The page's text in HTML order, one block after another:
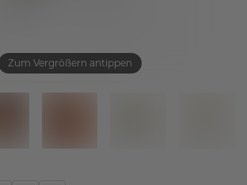
Zum Vergrößern antippen